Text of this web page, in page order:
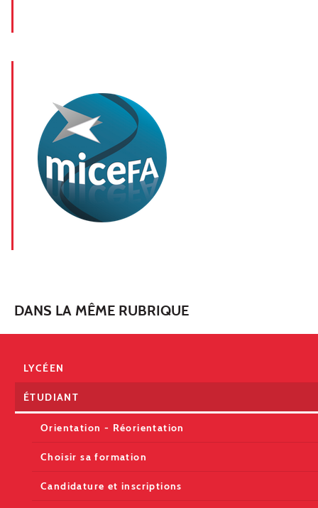
DANS LA MÊME RUBRIQUE
LYCÉEN
ÉTUDIANT
Orientation - Réorientation
Choisir sa formation
Candidature et inscriptions